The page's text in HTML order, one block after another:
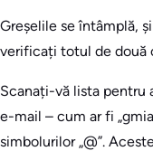
Greșelile se întâmplă,
verificați totul de două
Scanați-vă lista pentru
e-mail – cum ar fi
simbolurilor „@”.